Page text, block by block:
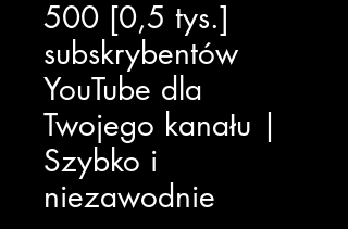
500 [0,5 tys.]
subskrybentów
YouTube dla
Twojego kanału |
Szybko i
niezawodnie